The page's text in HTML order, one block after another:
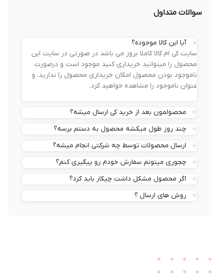
سوالات متداول
آیا این کالا موجوده؟
سایت کی ام کالا کاملا بروز می باشد در صورتی در سایت این
محصول را میتوانید خریداری کنید موجود است و درصورت
ناموجود بودن محصول امکان خریداری محصول را ندارید. و
عنوان ناموجود را مشاهده خواهید کرد.
محصولمون بعد از خرید کی ارسال میشه؟
چند روز طول میکشه محصول به دستم برسه؟
ارسال محصولات توسط چه شرکتی انجام میشه؟
چجوری میتونم سفارش خودم رو پیگیری کنم؟
اگر محصول مشکل داشت چیکار باید کرد؟
روش های ارسال ؟